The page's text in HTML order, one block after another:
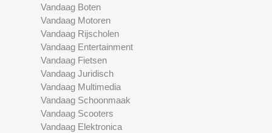
Vandaag Boten
Vandaag Motoren
Vandaag Rijscholen
Vandaag Entertainment
Vandaag Fietsen
Vandaag Juridisch
Vandaag Multimedia
Vandaag Schoonmaak
Vandaag Scooters
Vandaag Elektronica